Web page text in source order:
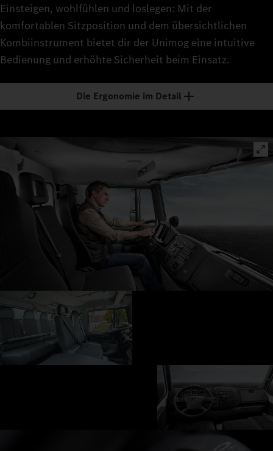
Einsteigen, wohlfühlen und loslegen: Mit der
komfortablen Sitzposition und dem übersichtlichen
Kombiinstrument bietet dir der Unimog eine intuitive
Bedienung und erhöhte Sicherheit beim Einsatz.
Die Ergonomie im Detail